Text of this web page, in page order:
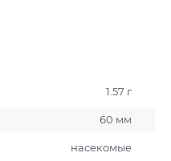
1.57 г
60 мм
насекомые